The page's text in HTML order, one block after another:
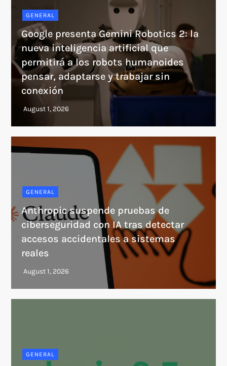
GENERAL
Google presenta Gemini Robotics 2: la
nueva inteligencia artificial que
permitirá a los robots humanoides
pensar, adaptarse y trabajar sin
conexión
GENERAL
Anthropic suspende pruebas de
ciberseguridad con IA tras detectar
accesos accidentales a sistemas
reales
GENERAL